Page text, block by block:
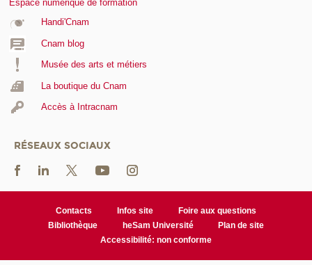
Espace numérique de formation
Handi'Cnam
Cnam blog
Musée des arts et métiers
La boutique du Cnam
Accès à Intracnam
RÉSEAUX SOCIAUX
Contacts Infos site
Foire aux questions
Bibliothèque
heSam Université
Plan de site
Accessibilité: non conforme